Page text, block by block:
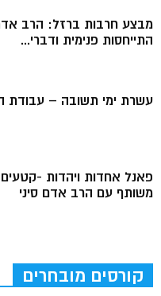
מבצע חרבות ברזל: הרב
התייחסות פנימית ודברי...
עשרת ימי תשובה – עבודת
פאנל אחדות ויהדות -קטעים
משותף עם הרב אדם סיני
קורסים מובחרים